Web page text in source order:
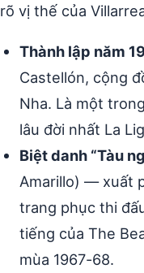
rõ vị thế của
Thành lập năm
Castellón, cộng
Nha. Là một
lâu đời nhất La
Biệt danh “Tàu
Amarillo) — xuất
trang phục thi
tiếng của The
mùa 1967-68.